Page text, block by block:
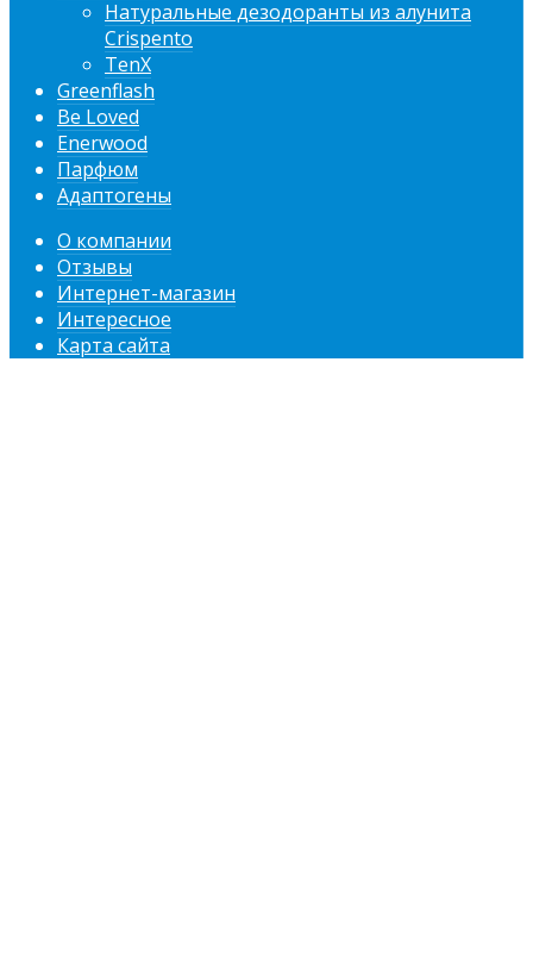
Натуральные дезодоранты из алунита
Crispento
TenX
Greenflash
Be Loved
Enerwood
Парфюм
Адаптогены
О компании
Отзывы
Интернет-магазин
Интересное
Карта сайта